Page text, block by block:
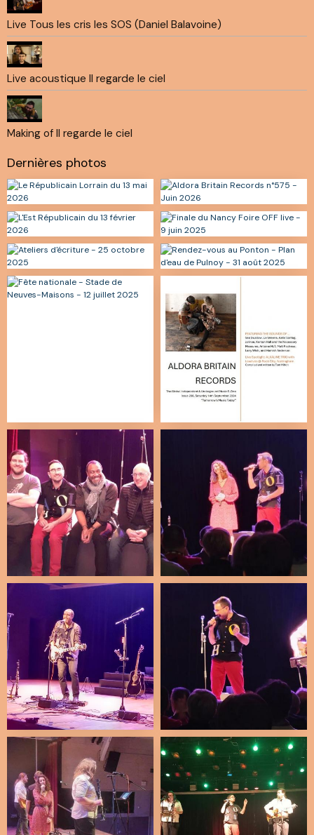
Live Tous les cris les SOS (Daniel Balavoine)
Live acoustique Il regarde le ciel
Making of Il regarde le ciel
Dernières photos